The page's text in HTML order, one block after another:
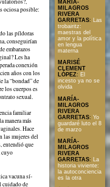
ociosa posible:
las píldoras
conseguirían
embarazos
Les ha
conexión
años con los
la “bondad” de
los cuerpos es
sexual.
familiar
manera más
Hace
las mujeres del
entendió que
cuyo
vacuna sí-
cuidado de
MARÍA-
MILAGROS
RIVERA
GARRETAS: Las
trobairitz:
maestras del
amor y la política
en lengua
materna
MARISÉ
CLEMENT
LÓPEZ: El
incesto ya no se
olvida
MARÍA-
MILAGROS
RIVERA
GARRETAS: Yo
guardaré luto el 8
de marzo
MARÍA-
MILAGROS
RIVERA
GARRETAS:
La
historia viviente:
la autoconciencia
es la otra